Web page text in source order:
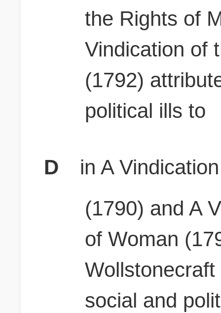
the Rights of
Vindication of
(1792)
political ills to
D
in A
(1790) and A
of Woman
social and